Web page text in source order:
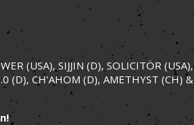
(USA), SIJJIN (D), SOLICITÖR (USA),
(D), CH’AHOM (D), AMETHYST (CH) &